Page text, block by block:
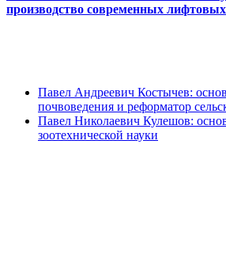
производство современных лифтовых
Павел Андреевич Костычев:
почвоведения и реформатор
Павел Николаевич Кулешов:
зоотехнической науки